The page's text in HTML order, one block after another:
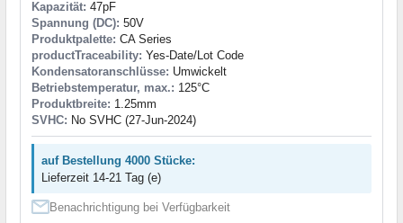
Kapazität: 47pF
Spannung (DC): 50V
Produktpalette: CA Series
productTraceability: Yes-Date/Lot Code
Kondensatoranschlüsse: Umwickelt
Betriebstemperatur, max.: 125°C
Produktbreite: 1.25mm
SVHC: No SVHC (27-Jun-2024)
auf Bestellung 4000 Stücke:
Lieferzeit 14-21 Tag (e)
Benachrichtigung bei Verfügbarkeit